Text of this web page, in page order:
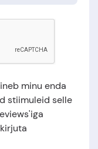
minu enda
stiimuleid selle